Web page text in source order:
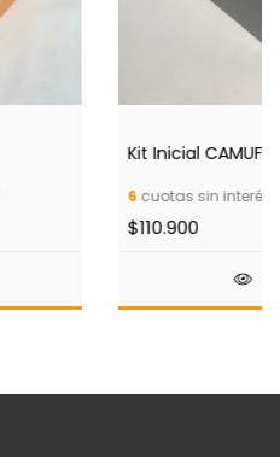
Kit Inicial
6 cuotas sin interés
$110.900